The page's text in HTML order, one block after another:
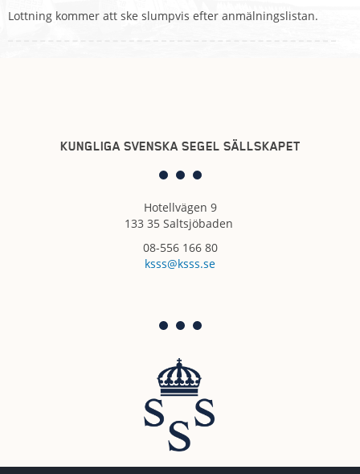
Lottning kommer att ske slumpvis efter anmälningslistan.
KUNGLIGA SVENSKA SEGEL SÄLLSKAPET
Hotellvägen 9
133 35 Saltsjöbaden
08-556 166 80
ksss@ksss.se